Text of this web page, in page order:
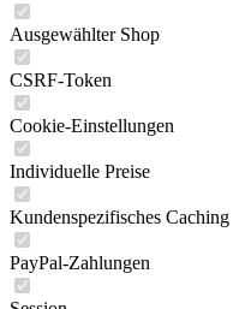
Ausgewählter Shop
CSRF-Token
Cookie-Einstellungen
Individuelle Preise
Kundenspezifisches Caching
PayPal-Zahlungen